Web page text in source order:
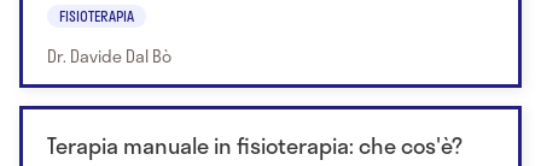
FISIOTERAPIA
Dr. Davide Dal Bò
Terapia manuale in fisioterapia: che cos'è?